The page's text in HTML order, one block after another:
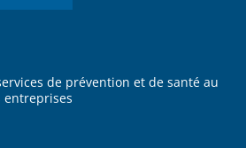
de prévention et de santé au
entreprises